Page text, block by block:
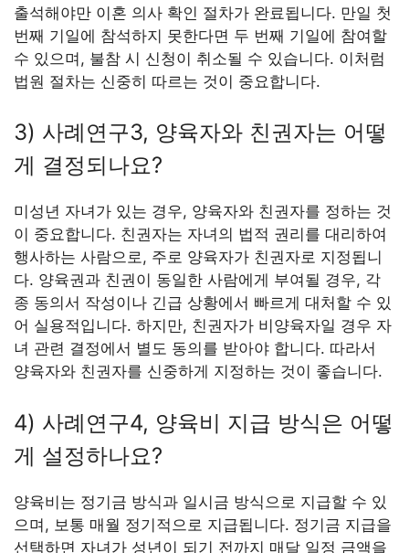
출석해야만 이혼 의사 확인 절차가 완료됩니다. 만일 첫
번째 기일에 참석하지 못한다면 두 번째 기일에 참여할
수 있으며, 불참 시 신청이 취소될 수 있습니다. 이처럼
법원 절차는 신중히 따르는 것이 중요합니다.
3) 사례연구3, 양육자와 친권자는 어떻
게 결정되나요?
미성년 자녀가 있는 경우, 양육자와 친권자를 정하는 것
이 중요합니다. 친권자는 자녀의 법적 권리를 대리하여
행사하는 사람으로, 주로 양육자가 친권자로 지정됩니
다. 양육권과 친권이 동일한 사람에게 부여될 경우, 각
종 동의서 작성이나 긴급 상황에서 빠르게 대처할 수 있
어 실용적입니다. 하지만, 친권자가 비양육자일 경우 자
녀 관련 결정에서 별도 동의를 받아야 합니다. 따라서
양육자와 친권자를 신중하게 지정하는 것이 좋습니다.
4) 사례연구4, 양육비 지급 방식은 어떻
게 설정하나요?
양육비는 정기금 방식과 일시금 방식으로 지급할 수 있
으며, 보통 매월 정기적으로 지급됩니다. 정기금 지급을
선택하면 자녀가 성년이 되기 전까지 매달 일정 금액을